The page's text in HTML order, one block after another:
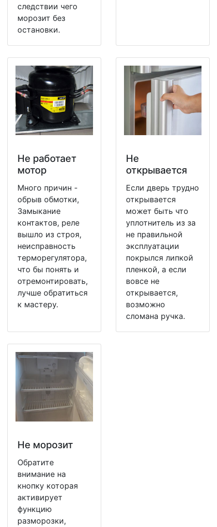
следствии чего
морозит без
остановки.
Не работает
мотор
Много причин -
обрыв обмотки,
Замыкание
контактов, реле
вышло из строя,
неисправность
терморегулятора,
что бы понять и
отремонтировать,
лучше обратиться
к мастеру.
Не
открывается
Если дверь трудно
открывается
может быть что
уплотнитель из за
не правильной
эксплуатации
покрылся липкой
пленкой, а если
вовсе не
открывается,
возможно
сломана ручка.
Не морозит
Обратите
внимание на
кнопку которая
активирует
функцию
разморозки,